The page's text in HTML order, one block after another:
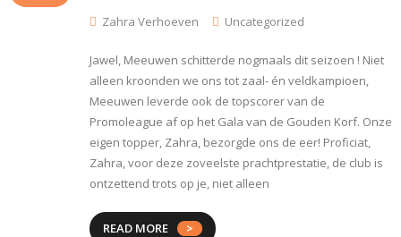
Zahra Verhoeven Uncategorized
Jawel, Meeuwen schitterde nogmaals dit seizoen ! Niet
alleen kroonden we ons tot zaal- én veldkampioen,
Meeuwen leverde ook de topscorer van de
Promoleague af op het Gala van de Gouden Korf. Onze
eigen topper, Zahra, bezorgde ons de eer! Proficiat,
Zahra, voor deze zoveelste prachtprestatie, de club is
ontzettend trots op je, niet alleen
READ MORE